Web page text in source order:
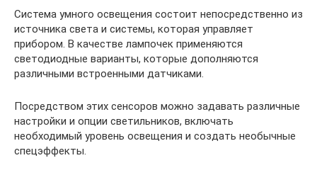
Система умного освещения состоит непосредственно из
источника света и системы, которая управляет
прибором. В качестве лампочек применяются
светодиодные варианты, которые дополняются
различными встроенными датчиками.
Посредством этих сенсоров можно задавать различные
настройки и опции светильников, включать
необходимый уровень освещения и создать необычные
спецэффекты.